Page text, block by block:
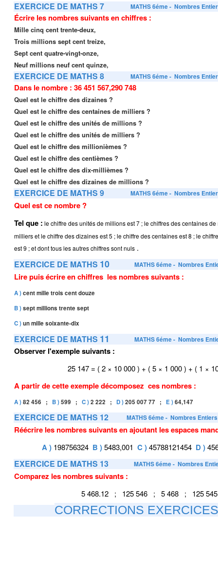
EXERCICE DE MATHS 7 MATHS 6éme- Nombres
Écrire les nombres suivants en chiffres :
Mille cinq cent trente-deux,
Trois millions sept cent treize,
Sept cent quatre-vingt-onze,
Neuf millions neuf cent quinze,
EXERCICE DE MATHS 8 MATHS 6éme- Nombres
Dans le nombre : 36 451 567,290748
Quel est le chiffre des dizaines ?
Quel est le chiffre des centaines de milliers ?
Quel est le chiffre des unités de millions ?
Quel est le chiffre des unités de milliers ?
Quel est le chiffre des millionièmes ?
Quel est le chiffre des centièmes ?
Quel est le chiffre des dix-millièmes ?
Quel est le chiffre des dizaines de millions ?
EXERCICE DE MATHS 9 MATHS 6éme- Nombres
Quel est ce nombre ?
Tel que : le chiffre des unités de millions est 7 ; le chiffres des centaines
milliers et le chiffre des dizaines est 5 ; le chiffre des centaines est 8 ; le
est 9 ; et dont tous les autres chiffres sont nuls .
EXERCICE DE MATHS 10 MATHS 6éme- Nombres
Lire puis écrire en chiffres les nombres suivants :
A )cent mille trois cent douze
B )sept millions trente sept
C )un mille soixante-dix
EXERCICE DE MATHS 11 MATHS 6éme- Nombres
Observer l'exemple suivants :
25 147 = ( 2 × 10 000 ) + ( 5 × 1 000 ) + ( 1 ×
A partir de cette exemple décomposez ces nombres :
A )82 456 ; B )599 ; C )2 222 ; D )205 007 77 ; E )64,147
EXERCICE DE MATHS 12 MATHS 6éme- Nombres
Réécrire les nombres suivants en ajoutant les espaces
A ) 198756324 B ) 5483,001 C ) 45788121454 D )
EXERCICE DE MATHS 13 MATHS 6éme- Nombres
Comparez les nombres suivants :
5 468.12 ; 125 546 ; 5 468 ; 125
CORRECTIONS